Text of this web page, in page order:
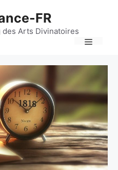
FR
des Arts Divinatoires